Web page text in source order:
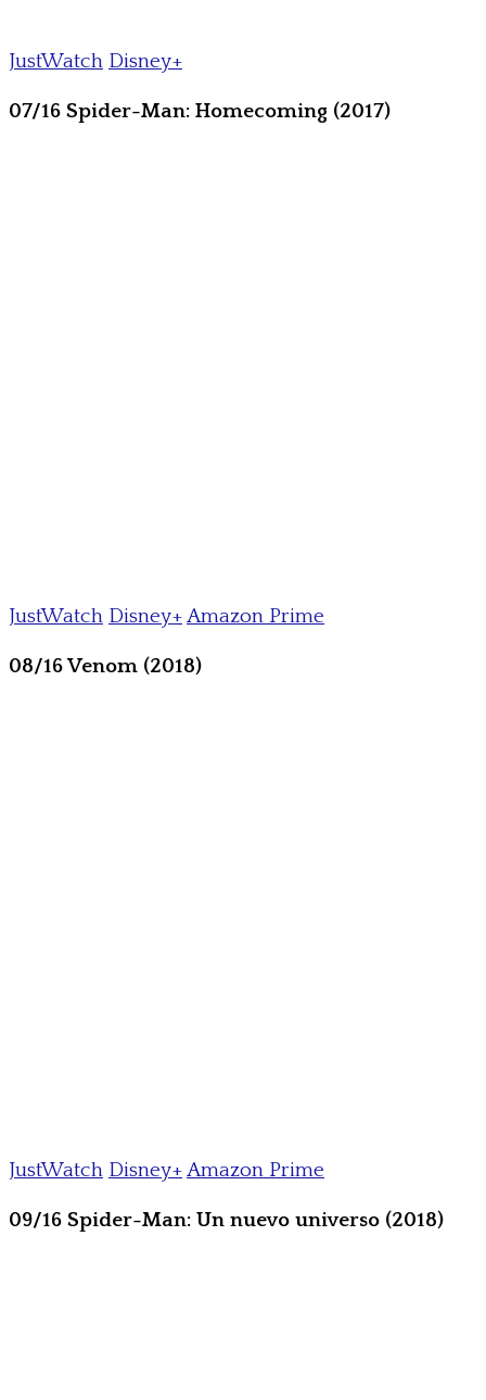
JustWatch Disney+
07/16 Spider-Man: Homecoming (2017)
JustWatch Disney+Amazon Prime
08/16 Venom (2018)
JustWatch Disney+Amazon Prime
09/16 Spider-Man: Un nuevo universo (2018)